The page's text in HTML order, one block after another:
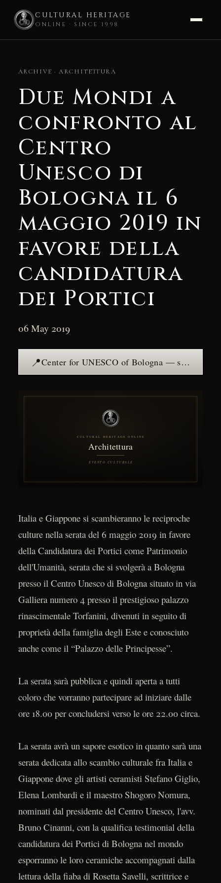
CULTURAL HERITAGE
ONLINE · SINCE 1998
contentARCHIVE · ARCHITETTURA
Due Mondi a
confronto al
Centro
Unesco di
Bologna il 6
maggio 2019 in
favore della
candidatura
dei Portici
06 May 2019
📍 Center for UNESCO of Bologna — see the place →
Italia e Giappone si scambieranno le reciproche
culture nella serata del 6 maggio 2019 in favore
della Candidatura dei Portici come Patrimonio
dell'Umanità, serata che si svolgerà a Bologna
presso il Centro Unesco di Bologna situato in via
Galliera numero 4 presso il prestigioso palazzo
rinascimentale Torfanini, divenuti in seguito di
proprietà della famiglia degli Este e conosciuto
anche come il “Palazzo delle Principesse”.
La serata sarà pubblica e quindi aperta a tutti
coloro che vorranno partecipare ad iniziare dalle
ore 18.00 per concludersi verso le ore 22.00 circa.
La serata avrà un sapore esotico in quanto sarà una
serata dedicata allo scambio culturale fra Italia e
Giappone dove gli artisti ceramisti Stefano Giglio,
Elena Lombardi e il maestro Shogoro Nomura,
nominati dal presidente del Centro Unesco, l'avv.
Bruno Cinanni, con la qualifica testimonial della
candidatura dei Portici di Bologna nel mondo
esporranno le loro ceramiche accompagnati dalla
lettura della fiaba di Rosetta Savelli, scrittrice e